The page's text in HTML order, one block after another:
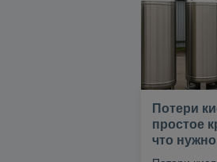
Потери
простое
что нужно